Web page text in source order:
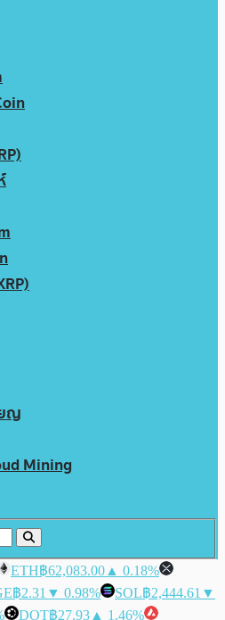
ญ
Mining
ETH฿62,083.00 ▲ 0.18%
฿2.31 ▼ 0.98% SOL฿2,444.61 ▼
DOT฿27.93 ▲ 1.46%